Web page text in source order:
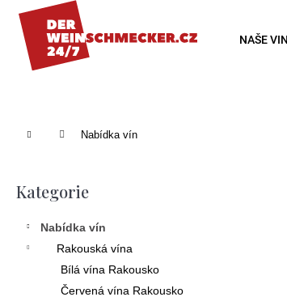
NAŠE
Domů Nabídka vín
Přeskočit
kategorie
Kategorie
Nabídka vín
Rakouská vína
Bílá vína Rakousko
Červená vína Rakousko
Zpět
do
Zpět
do